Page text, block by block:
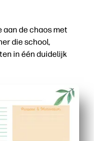
aan de chaos met
die school,
in één duidelijk
standaardpapier en
dozen voor
- houd
hang het aan de